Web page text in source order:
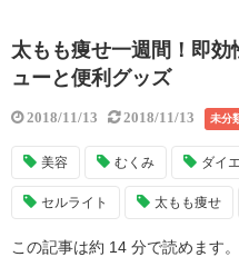
太もも痩せ一週間！即
ューと便利グッズ
2018/11/13 2018/11/13 未分
美容 むくみ ダイ
セルライト 太もも痩せ
この記事は約 14 分で読めます。